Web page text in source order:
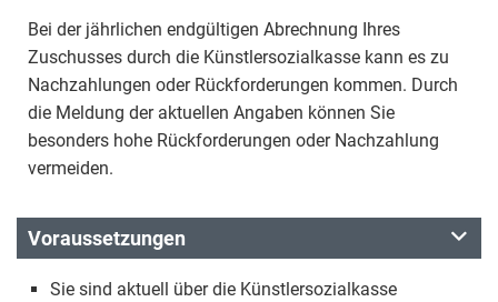
Bei der jährlichen endgültigen Abrechnung Ihres
Zuschusses durch die Künstlersozialkasse kann es zu
Nachzahlungen oder Rückforderungen kommen. Durch
die Meldung der aktuellen Angaben können Sie
besonders hohe Rückforderungen oder Nachzahlung
vermeiden.
Voraussetzungen
Sie sind aktuell über die Künstlersozialkasse